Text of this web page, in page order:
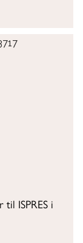
ISPRES i